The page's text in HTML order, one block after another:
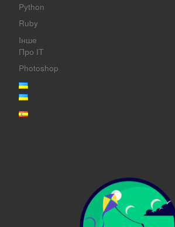
Python
Ruby
Інше
Про ІТ
Photoshop